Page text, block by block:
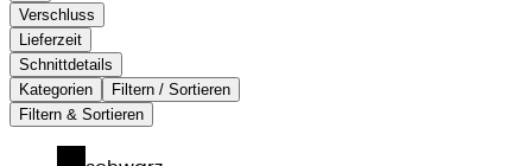
Verschluss
Lieferzeit
Schnittdetails
Kategorien
Filtern / Sortieren
Filtern & Sortieren